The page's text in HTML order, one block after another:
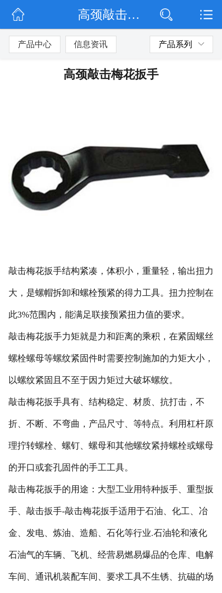
网站首页
公司简介
高颈敲击梅花扳手
产品中心 信息资讯 产品系列
高颈敲击梅花扳手
敲击梅花扳手结构紧凑，体积小，重量轻，输出扭力
大，是螺帽拆卸和螺栓预紧的得力工具。扭力控制在
此3%范围内，能满足联接预紧扭力值的要求。
敲击梅花扳手力矩就是力和距离的乘积，在紧固螺丝
螺栓螺母等螺纹紧固件时需要控制施加的力矩大小，
以螺纹紧固且不至于因力矩过大破坏螺纹。
敲击梅花扳手具有、结构稳定、材质、抗打击，不
折、不断、不弯曲，产品尺寸、等特点。利用杠杆原
理拧转螺栓、螺钉、螺母和其他螺纹紧持螺栓或螺母
的开口或套孔固件的手工工具。
敲击梅花扳手的用途：大型工业用特种扳手、重型扳
手、敲击扳手-敲击梅花扳手适用于石油、化工、冶
金、发电、炼油、造船、石化等行业.石油轮和液化
石油气的车辆、飞机、经营易燃易爆品的仓库、电解
车间、通讯机装配车间、要求工具不生锈、抗磁的场